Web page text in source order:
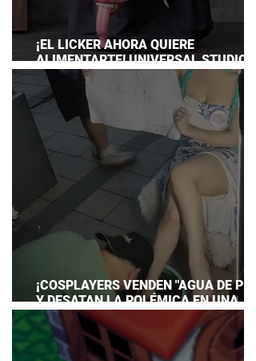
¡EL LICKER AHORA QUIERE
ALIMENTARTE! UNIVERSAL STUDIOS
JAPAN PRESENTA SU TERRORÍFICA
COLECCIÓN DE RESIDENT EVIL
¡COSPLAYERS VENDEN "AGUA DE
Y DESATAN LA POLÉMICA EN UNA
CONVENCIÓN DE ANIME!